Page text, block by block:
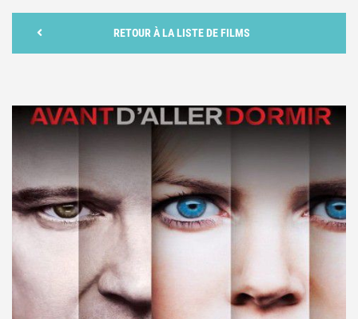
RETOUR À LA LISTE DE FILMS